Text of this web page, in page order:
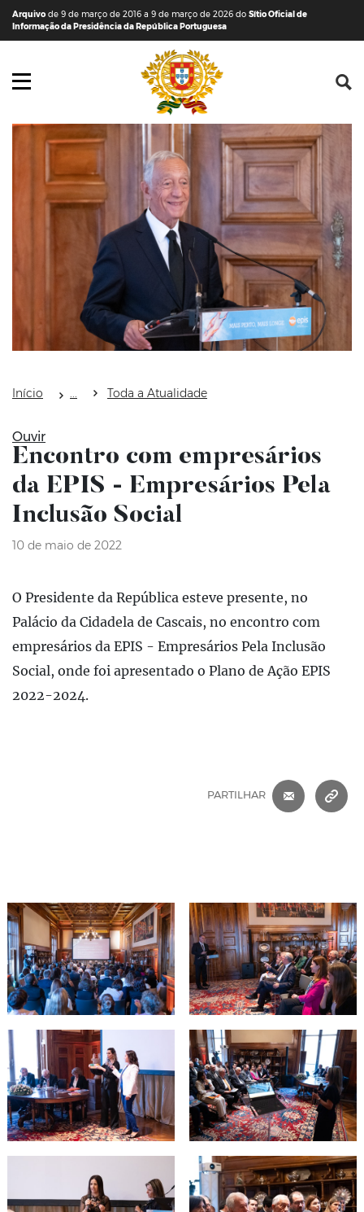
Saltar para o conteúdo (tecla de atalho c)
Mapa do Sítio
Arquivo de 9 de março de 2016 a 9 de março de 2026 do Sítio Oficial de
Informação da Presidência da República Portuguesa
Abrir menu principal
Início Toda a Atualidade
Ouvir
Encontro com empresários
da EPIS - Empresários Pela
Inclusão Social
10 de maio de 2022
O Presidente da República esteve presente, no
Palácio da Cidadela de Cascais, no encontro com
empresários da EPIS - Empresários Pela Inclusão
Social, onde foi apresentado o Plano de Ação EPIS
2022-2024.
PARTILHAR